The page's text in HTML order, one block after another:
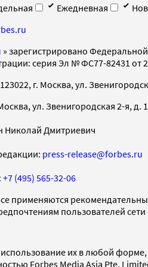
Ежедневная
» зарегистрировано
серия Эл № ФС77-82431 от
г. Москва, ул.
ул. Звенигородская 2-я, д.
Николай Дмитриевич
press-release@forbes.ru
+7 (495) 565-32-06
применяются
пользователей
их в любой
Forbes Media Asia Pte.